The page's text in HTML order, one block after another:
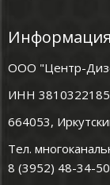
Информация
ООО "Центр-
ИНН
664053,
Тел.
8 (3952) 48-34-50